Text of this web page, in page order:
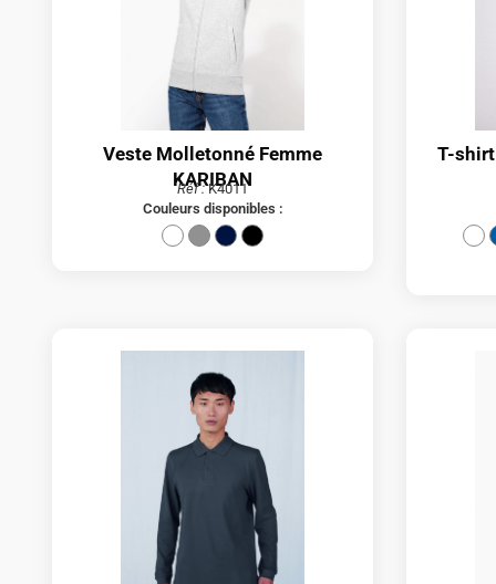
Veste Molletonné Femme
KARIBAN
Réf :K4011
Couleurs disponibles :
T-